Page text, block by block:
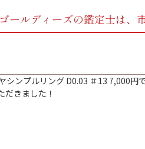
ゴールディーズの鑑定士は、